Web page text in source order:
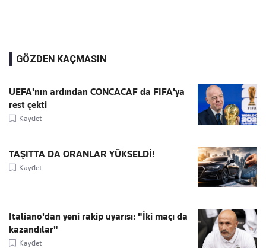
GÖZDEN KAÇMASIN
UEFA'nın ardından CONCACAF da FIFA'ya
rest çekti
Kaydet
TAŞITTA DA ORANLAR YÜKSELDİ!
Kaydet
Italiano'dan yeni rakip uyarısı: "İki maçı da
kazandılar"
Kaydet